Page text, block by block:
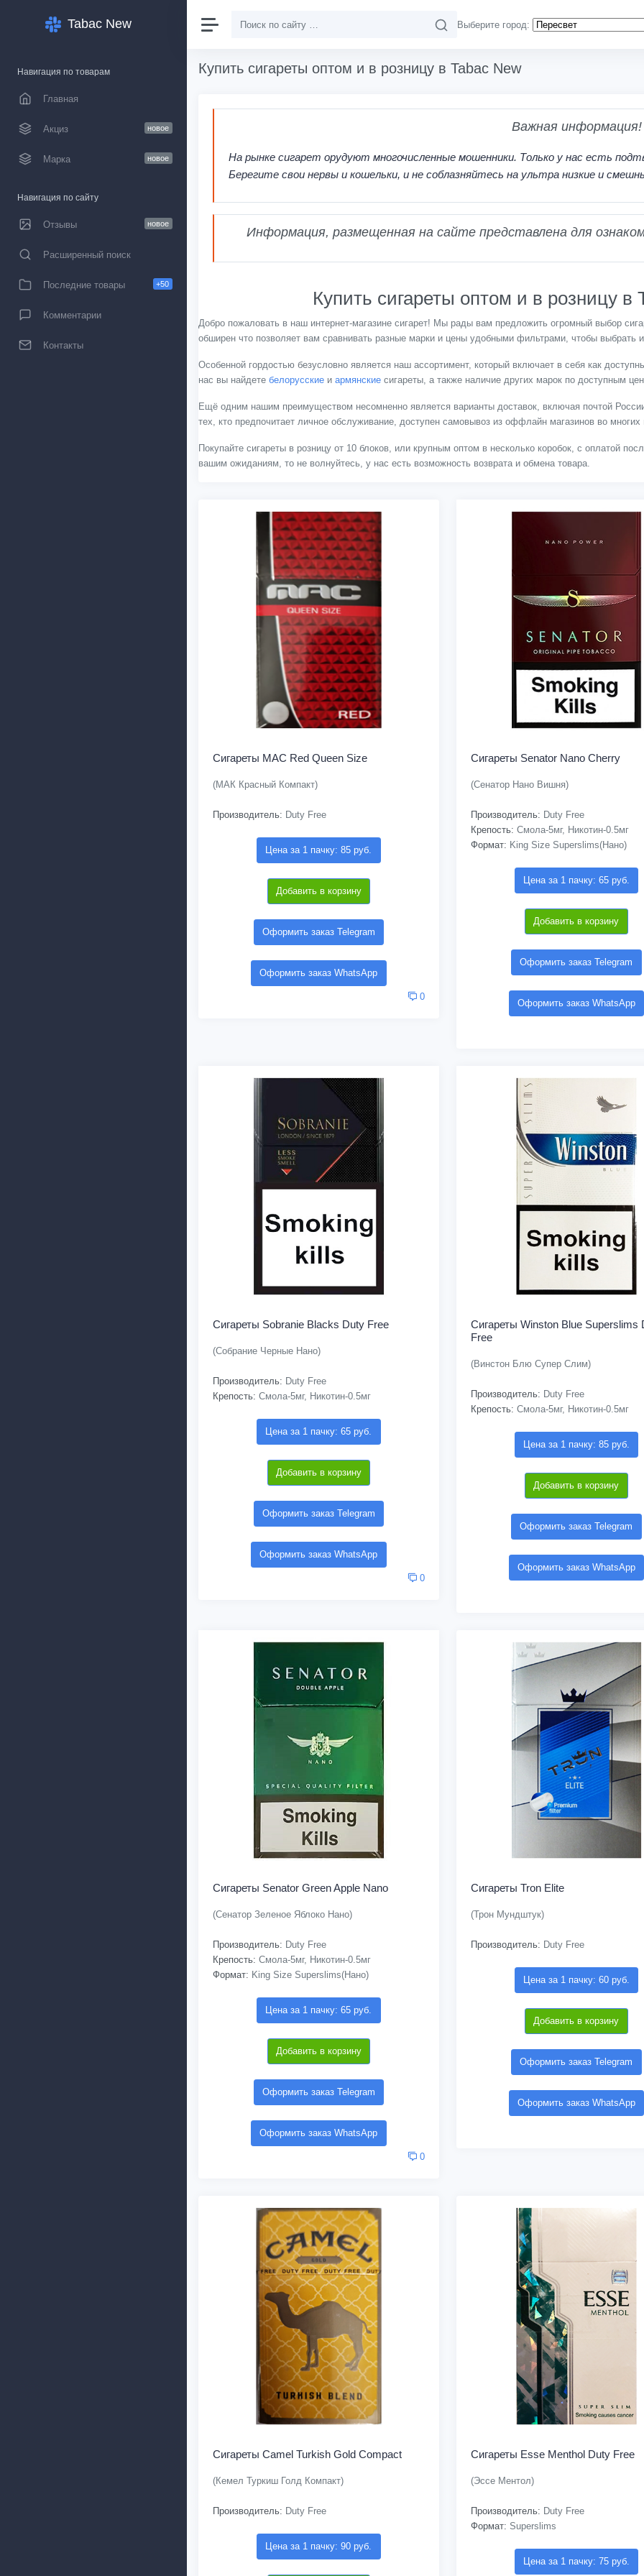
Tabac New
Навигация по товарам
Главная
Акциз новое
Марка новое
Навигация по сайту
Отзывы новое
Расширенный поиск
Последние товары +50
Комментарии
Контакты
Выберите город:
Купить сигареты оптом и в розницу в Tabac New
Важная информация!
На рынке сигарет орудуют многочисленные мошенники. Только у нас есть
Берегите свои нервы и кошельки, и не соблазняйтесь на ультра низкие и
Информация, размещенная на сайте представлена для
Купить сигареты оптом и в розницу в
Добро пожаловать в наш интернет-магазине сигарет! Мы рады вам предложить огромный выбор
обширен что позволяет вам сравнивать разные марки и цены удобными фильтрами, чтобы выбрать
Особенной гордостью безусловно является наш ассортимент, который включает в себя как
нас вы найдете белорусские и армянские сигареты, а также наличие других марок по доступным
Ещё одним нашим преимуществом несомненно является варианты доставок, включая почтой
тех, кто предпочитает личное обслуживание, доступен самовывоз из оффлайн магазинов во многих
Покупайте сигареты в розницу от 10 блоков, или крупным оптом в несколько коробок, с оплатой
вашим ожиданиям, то не волнуйтесь, у нас есть возможность возврата и обмена товара.
Сигареты MAC Red Queen Size
(МАК Красный Компакт)
Производитель: Duty Free
Цена за 1 пачку: 85 руб.
Добавить в корзину
Оформить заказ Telegram
Оформить заказ WhatsApp
0
Сигареты Senator Nano Cherry
(Сенатор Нано Вишня)
Производитель: Duty Free
Крепость: Смола-5мг, Никотин-0.5мг
Формат: King Size Superslims(Нано)
Цена за 1 пачку: 65 руб.
Добавить в корзину
Оформить заказ Telegram
Оформить заказ WhatsApp
Сигареты Sobranie Blacks Duty Free
(Собрание Черные Нано)
Производитель: Duty Free
Крепость: Смола-5мг, Никотин-0.5мг
Цена за 1 пачку: 65 руб.
Добавить в корзину
Оформить заказ Telegram
Оформить заказ WhatsApp
0
Сигареты Winston Blue Superslims
Free
(Винстон Блю Супер Слим)
Производитель: Duty Free
Крепость: Смола-5мг, Никотин-0.5мг
Цена за 1 пачку: 85 руб.
Добавить в корзину
Оформить заказ Telegram
Оформить заказ WhatsApp
Сигареты Senator Green Apple Nano
(Сенатор Зеленое Яблоко Нано)
Производитель: Duty Free
Крепость: Смола-5мг, Никотин-0.5мг
Формат: King Size Superslims(Нано)
Цена за 1 пачку: 65 руб.
Добавить в корзину
Оформить заказ Telegram
Оформить заказ WhatsApp
0
Сигареты Tron Elite
(Трон Мундштук)
Производитель: Duty Free
Цена за 1 пачку: 60 руб.
Добавить в корзину
Оформить заказ Telegram
Оформить заказ WhatsApp
Сигареты Camel Turkish Gold Compact
(Кемел Туркиш Голд Компакт)
Производитель: Duty Free
Цена за 1 пачку: 90 руб.
Сигареты Esse Menthol Duty Free
(Эссе Ментол)
Производитель: Duty Free
Формат: Superslims
Цена за 1 пачку: 75 руб.